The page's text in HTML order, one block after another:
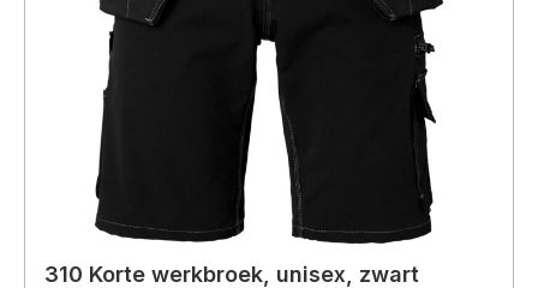
310 Korte werkbroek, unisex, zwart